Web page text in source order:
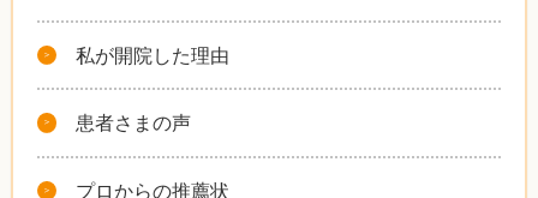
私が開院した理由
患者さまの声
プロからの推薦状